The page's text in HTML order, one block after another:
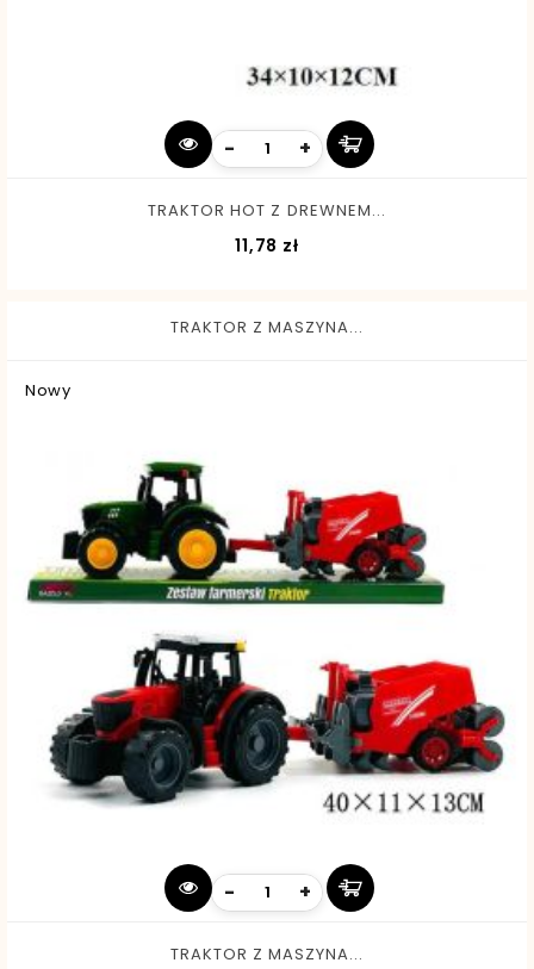
- +
TRAKTOR HOT Z DREWNEM...
11,78 zł
TRAKTOR Z MASZYNA...
Nowy
- +
TRAKTOR Z MASZYNA...